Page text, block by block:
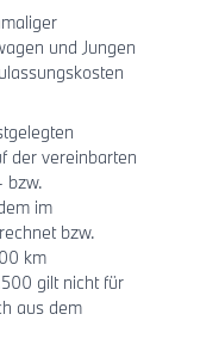
und Jungen
der vereinbarten
bzw.
im
bzw.
km
gilt nicht für
aus dem